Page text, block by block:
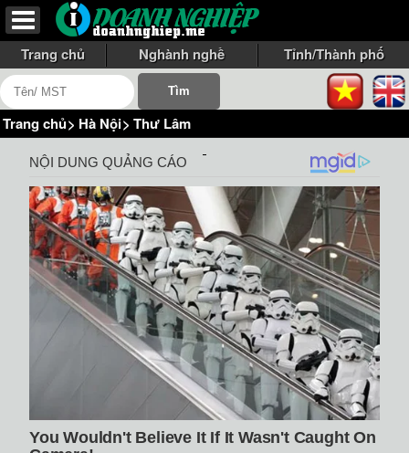
Trang chủ Nghành nghề Tỉnh/Thành phố
Trang chủ> Hà Nội> Thư Lâm